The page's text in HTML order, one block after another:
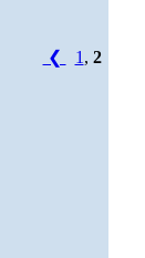
❮ 1 , 2